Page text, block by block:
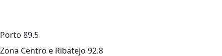
Porto 89.5
Zona Centro e Ribatejo 92.8